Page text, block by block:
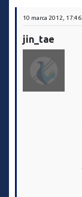
10 marca 2012, 17:46
jin_tae